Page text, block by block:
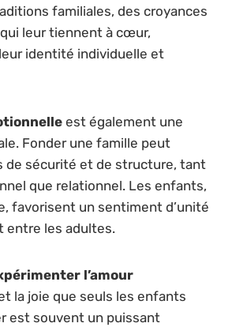
familiales, des croyances
leur tiennent à cœur,
identité individuelle et
est également une
Fonder une famille peut
de sécurité et de structure, tant
que relationnel. Les enfants,
favorisent un sentiment d’unité
entre les adultes.
l’amour
la joie que seuls les enfants
est souvent un puissant